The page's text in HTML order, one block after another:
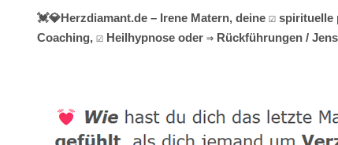
💓️💎Herzdiamant.de – Irene Matern, deine ☑️
Coaching, ☑️ Heilhypnose oder ⇒ Rückführungen /